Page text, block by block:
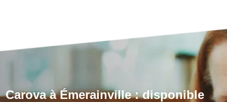
Carova à Émerainville : disponible